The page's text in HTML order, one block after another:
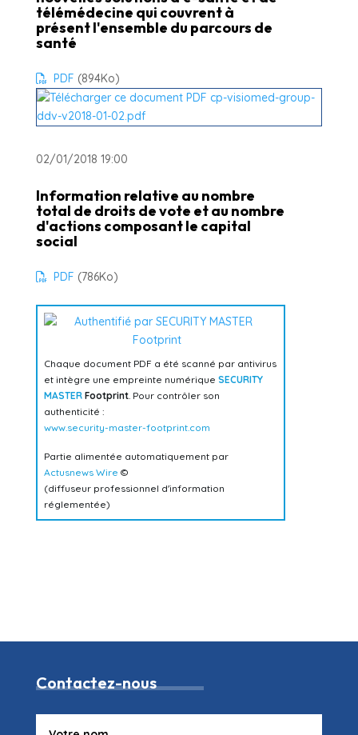
télémédecine qui couvrent à
présent l'ensemble du parcours de
santé
PDF (894Ko)
02/01/2018 19:00
Information relative au nombre
total de droits de vote et au nombre
d'actions composant le capital
social
PDF (786Ko)
Chaque document PDF a été scanné par antivirus
et intègre une empreinte numérique SECURITY
MASTERFootprint. Pour contrôler son
authenticité :
www.security-master-footprint.com
Partie alimentée automatiquement par
Actusnews Wire ©
(diffuseur professionnel d'information
réglementée)
Contactez-nous